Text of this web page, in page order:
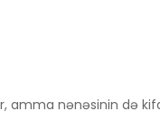
amma nənəsinin də